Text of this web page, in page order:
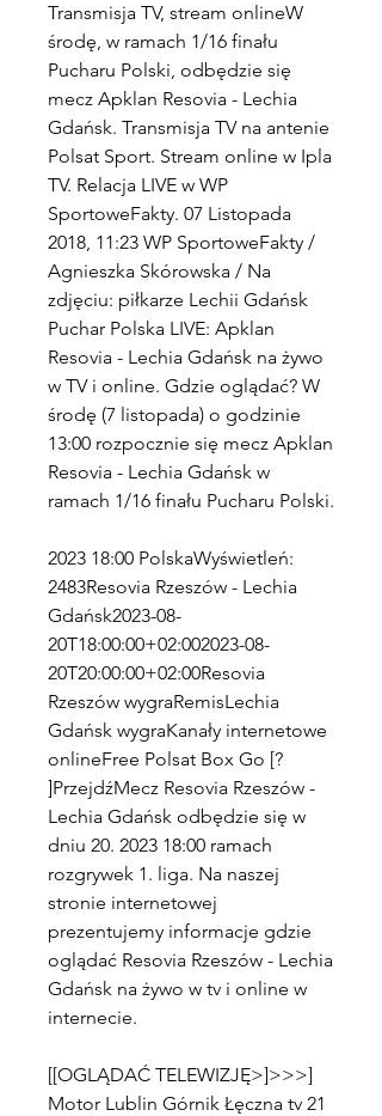
Transmisja TV, stream onlineW
środę, w ramach 1/16 finału
Pucharu Polski, odbędzie się
mecz Apklan Resovia - Lechia
Gdańsk. Transmisja TV na antenie
Polsat Sport. Stream online w Ipla
TV. Relacja LIVE w WP
SportoweFakty. 07 Listopada
2018, 11:23 WP SportoweFakty /
Agnieszka Skórowska / Na
zdjęciu: piłkarze Lechii Gdańsk
Puchar Polska LIVE: Apklan
Resovia - Lechia Gdańsk na żywo
w TV i online. Gdzie oglądać? W
środę (7 listopada) o godzinie
13:00 rozpocznie się mecz Apklan
Resovia - Lechia Gdańsk w
ramach 1/16 finału Pucharu Polski.
2023 18:00 PolskaWyświetleń:
2483Resovia Rzeszów - Lechia
Gdańsk2023-08-
20T18:00:00+02:002023-08-
20T20:00:00+02:00Resovia
Rzeszów wygraRemisLechia
Gdańsk wygraKanały internetowe
onlineFree Polsat Box Go [?
]PrzejdźMecz Resovia Rzeszów -
Lechia Gdańsk odbędzie się w
dniu 20. 2023 18:00 ramach
rozgrywek 1. liga. Na naszej
stronie internetowej
prezentujemy informacje gdzie
oglądać Resovia Rzeszów - Lechia
Gdańsk na żywo w tv i online w
internecie.
[[OGLĄDAĆ TELEWIZJĘ>]>>>]
Motor Lublin Górnik Łęczna tv 21